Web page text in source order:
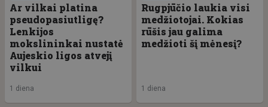
Ar vilkai platina
pseudopasiutligę?
Lenkijos
mokslininkai nustatė
Aujeskio ligos atvejį
vilkui
1 diena
Rugpjūčio laukia visi
medžiotojai. Kokias
rūšis jau galima
medžioti šį mėnesį?
1 diena